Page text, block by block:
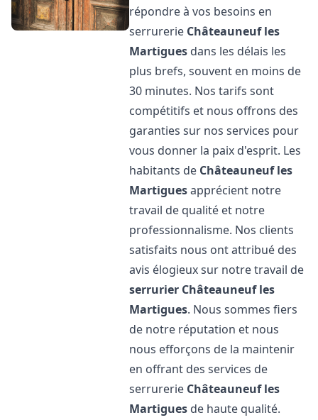
répondre à vos besoins en
serrurerie Châteauneuf les
Martigues dans les délais les
plus brefs, souvent en moins de
30 minutes. Nos tarifs sont
compétitifs et nous offrons des
garanties sur nos services pour
vous donner la paix d'esprit. Les
habitants de Châteauneuf les
Martiguesapprécient notre
travail de qualité et notre
professionnalisme. Nos clients
satisfaits nous ont attribué des
avis élogieux sur notre travail de
serrurier Châteauneuf les
Martigues. Nous sommes fiers
de notre réputation et nous
nous efforçons de la maintenir
en offrant des services de
serrurerie Châteauneuf les
Martigues de haute qualité.